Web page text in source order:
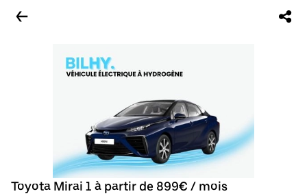
Toyota Mirai 1 à partir de 899€ / mois